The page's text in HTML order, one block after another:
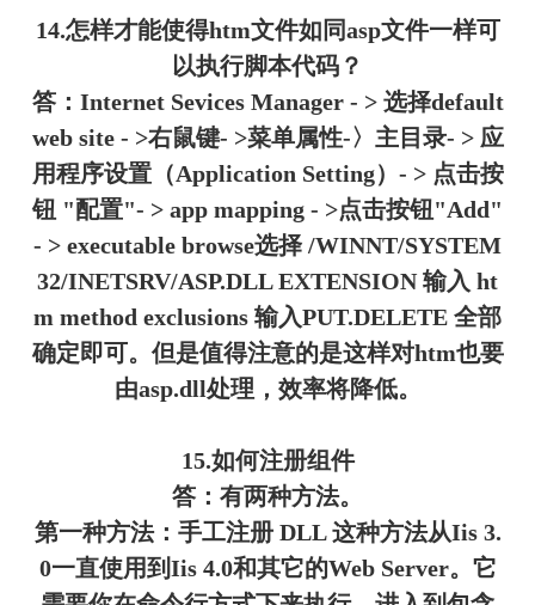
14.怎样才能使得htm文件如同asp文件一样可
以执行脚本代码？
答：Internet Sevices Manager - > 选择default
web site - >右鼠键- >菜单属性-〉主目录- > 应
用程序设置（Application Setting）- > 点击按
钮 "配置"- > app mapping - >点击按钮"Add"
- > executable browse选择 /WINNT/SYSTEM
32/INETSRV/ASP.DLL EXTENSION 输入 ht
m method exclusions 输入PUT.DELETE 全部
确定即可。但是值得注意的是这样对htm也要
由asp.dll处理，效率将降低。
15.如何注册组件
答：有两种方法。
第一种方法：手工注册 DLL 这种方法从Iis 3.
0一直使用到Iis 4.0和其它的Web Server。它